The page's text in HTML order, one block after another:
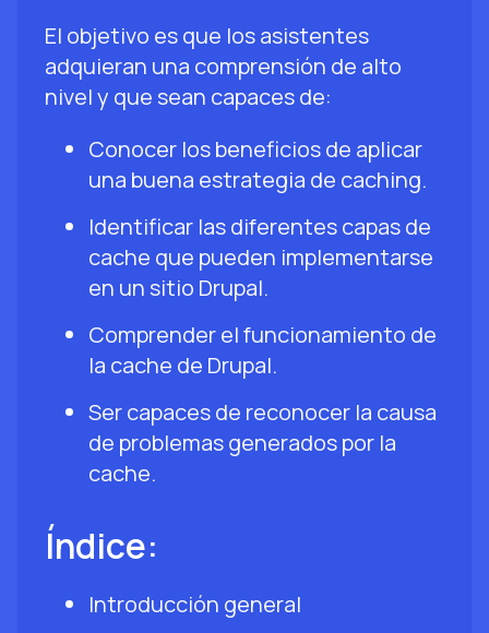
El objetivo es que los asistentes
adquieran una comprensión de alto
nivel y que sean capaces de:
Conocer los beneficios de aplicar
una buena estrategia de caching.
Identificar las diferentes capas de
cache que pueden implementarse
en un sitio Drupal.
Comprender el funcionamiento de
la cache de Drupal.
Ser capaces de reconocer la causa
de problemas generados por la
cache.
Índice:
Introducción general